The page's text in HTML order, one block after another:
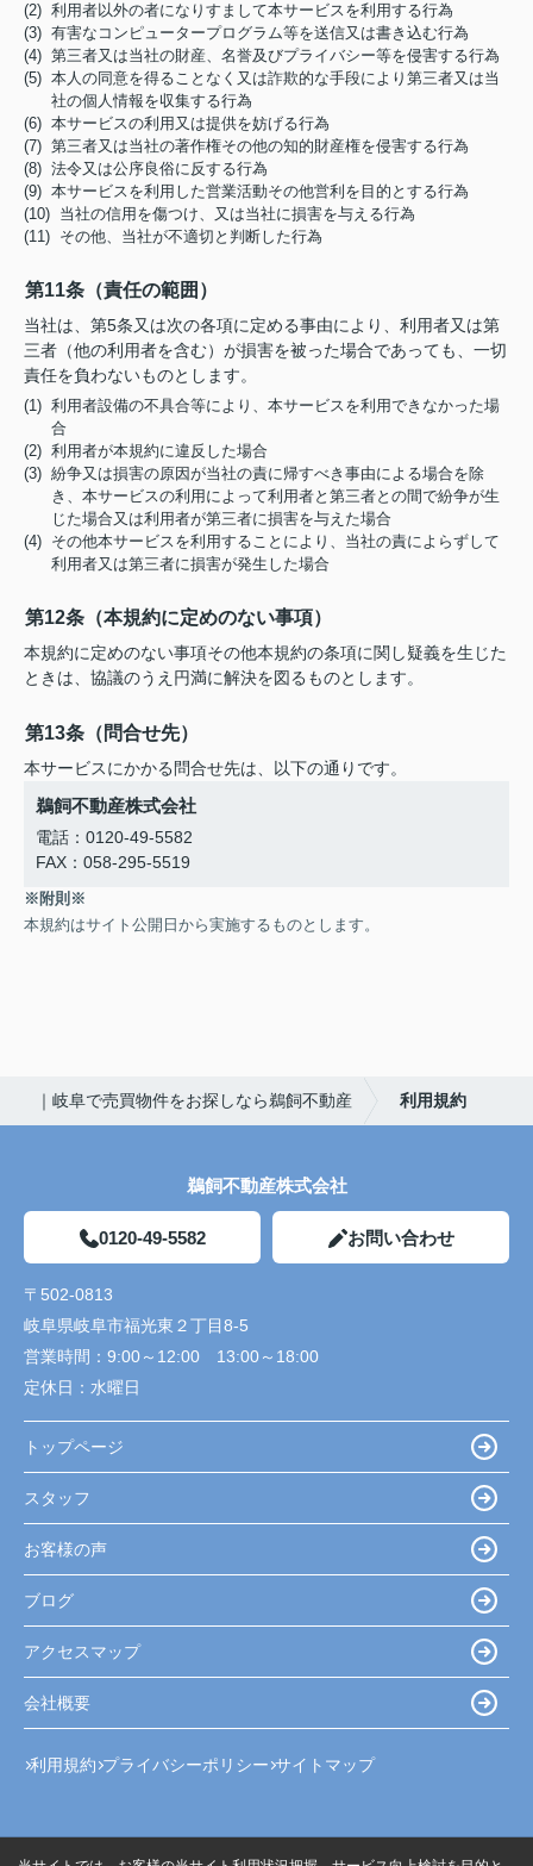
(2) 利用者以外の者になりすまして本サービスを利用する行為
(3) 有害なコンピュータープログラム等を送信又は書き込む行為
(4) 第三者又は当社の財産、名誉及びプライバシー等を侵害する行為
(5) 本人の同意を得ることなく又は詐欺的な手段により第三者又は当
社の個人情報を収集する行為
(6) 本サービスの利用又は提供を妨げる行為
(7) 第三者又は当社の著作権その他の知的財産権を侵害する行為
(8) 法令又は公序良俗に反する行為
(9) 本サービスを利用した営業活動その他営利を目的とする行為
(10) 当社の信用を傷つけ、又は当社に損害を与える行為
(11) その他、当社が不適切と判断した行為
第11条（責任の範囲）
当社は、第5条又は次の各項に定める事由により、利用者又は第
三者（他の利用者を含む）が損害を被った場合であっても、一切
責任を負わないものとします。
(1) 利用者設備の不具合等により、本サービスを利用できなかった場
合
(2) 利用者が本規約に違反した場合
(3) 紛争又は損害の原因が当社の責に帰すべき事由による場合を除
き、本サービスの利用によって利用者と第三者との間で紛争が生
じた場合又は利用者が第三者に損害を与えた場合
(4) その他本サービスを利用することにより、当社の責によらずして
利用者又は第三者に損害が発生した場合
第12条（本規約に定めのない事項）
本規約に定めのない事項その他本規約の条項に関し疑義を生じた
ときは、協議のうえ円満に解決を図るものとします。
第13条（問合せ先）
本サービスにかかる問合せ先は、以下の通りです。
鵜飼不動産株式会社
電話：0120-49-5582
FAX：058-295-5519
※附則※
本規約はサイト公開日から実施するものとします。
｜岐阜で売買物件をお探しなら鵜飼不動産 利用規約
鵜飼不動産株式会社
0120-49-5582 お問い合わせ
〒502-0813
岐阜県岐阜市福光東２丁目8-5
営業時間： 9:00～12:00 13:00～18:00
定休日： 水曜日
トップページ
スタッフ
お客様の声
ブログ
アクセスマップ
会社概要
利用規約 プライバシーポリシー サイトマップ